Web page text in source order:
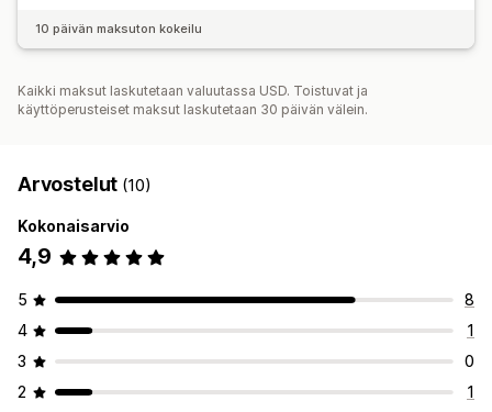
10 päivän maksuton kokeilu
Kaikki maksut laskutetaan valuutassa USD. Toistuvat ja
käyttöperusteiset maksut laskutetaan 30 päivän välein.
Arvostelut (10)
Kokonaisarvio
4,9
5
8
4
1
3
0
2
1